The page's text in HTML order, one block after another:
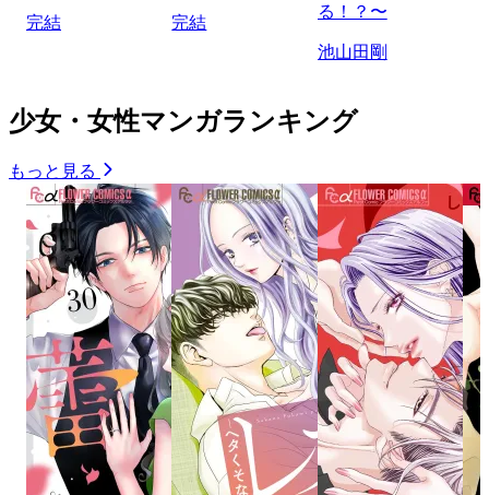
完結 完結
る！？〜
池山田剛
少女・女性マンガランキング
もっと見る